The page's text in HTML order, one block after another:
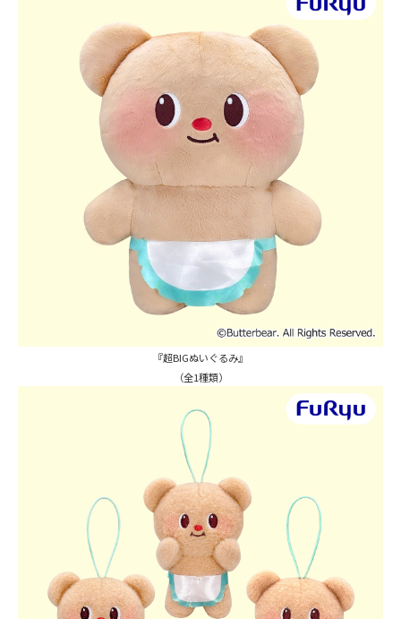
『超BIGぬいぐるみ』
（全1種類）